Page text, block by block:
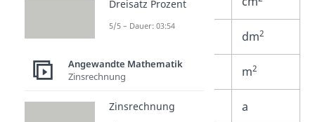
dm2
Quadratmeter m2
Ar a
Dreisatz Prozent
5/5 – Dauer: 03:54
Angewandte Mathematik
Zinsrechnung
Zinsrechnung